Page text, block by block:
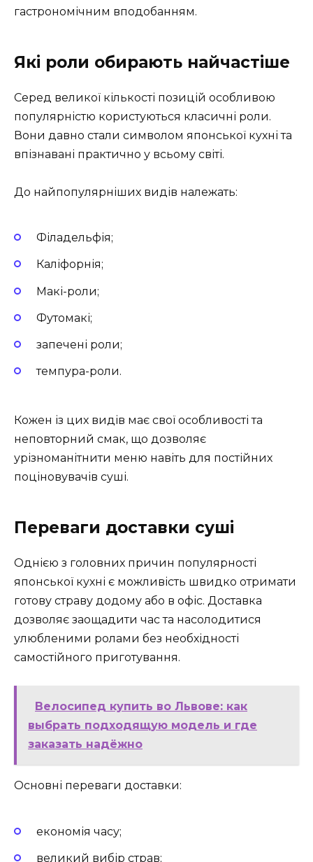
гастрономічним вподобанням.
Які роли обирають найчастіше
Серед великої кількості позицій особливою
популярністю користуються класичні роли.
Вони давно стали символом японської кухні та
впізнавані практично у всьому світі.
До найпопулярніших видів належать:
Філадельфія;
Каліфорнія;
Макі-роли;
Футомакі;
запечені роли;
темпура-роли.
Кожен із цих видів має свої особливості та
неповторний смак, що дозволяє
урізноманітнити меню навіть для постійних
поціновувачів суші.
Переваги доставки суші
Однією з головних причин популярності
японської кухні є можливість швидко отримати
готову страву додому або в офіс. Доставка
дозволяє заощадити час та насолодитися
улюбленими ролами без необхідності
самостійного приготування.
Велосипед купить во Львове: как
выбрать подходящую модель и где
заказать надёжно
Основні переваги доставки:
економія часу;
великий вибір страв;